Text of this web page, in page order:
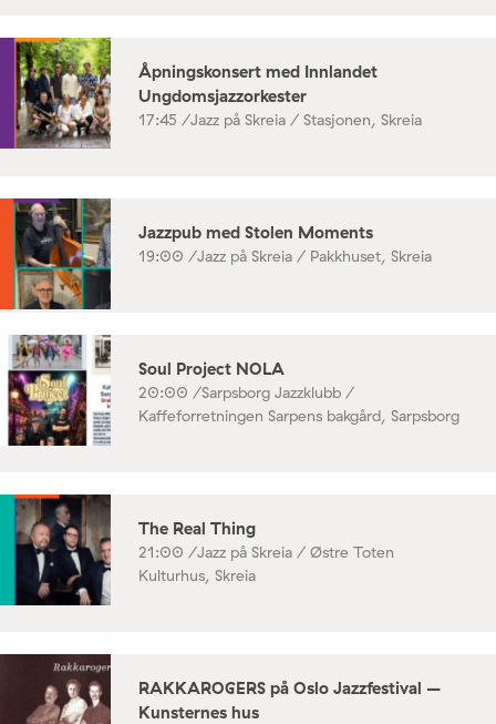
Åpningskonsert med Innlandet
Ungdomsjazzorkester
17:45 /Jazz på Skreia / Stasjonen, Skreia
Jazzpub med Stolen Moments
19:00 /Jazz på Skreia / Pakkhuset, Skreia
Soul Project NOLA
20:00 /Sarpsborg Jazzklubb /
Kaffeforretningen Sarpens bakgård, Sarpsborg
The Real Thing
21:00 /Jazz på Skreia / Østre Toten
Kulturhus, Skreia
RAKKAROGERS på Oslo Jazzfestival –
Kunsternes hus